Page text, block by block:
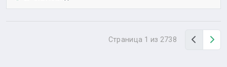
Страница 1 из 2738 Назад